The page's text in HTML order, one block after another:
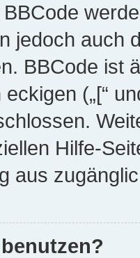
jedoch auch
BBCode ist
(„[“
Hilfe-
aus